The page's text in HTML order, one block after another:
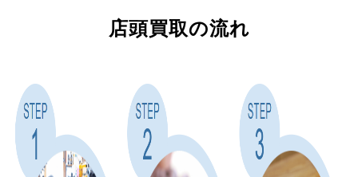
店頭買取の流れ